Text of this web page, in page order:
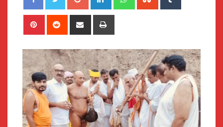
Pinterest Reddit
Share